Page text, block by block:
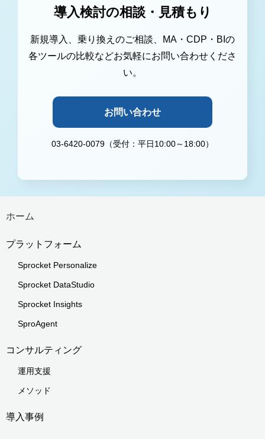
導入検討の相談・見積もり
新規導入、乗り換えのご相談、MA・CDP・BIの
各ツールの比較などお気軽にお問い合わせくださ
い。
お問い合わせ
03-6420-0079（受付：平日10:00～18:00）
ホーム
プラットフォーム
Sprocket Personalize
Sprocket DataStudio
Sprocket Insights
SproAgent
コンサルティング
運用支援
メソッド
導入事例